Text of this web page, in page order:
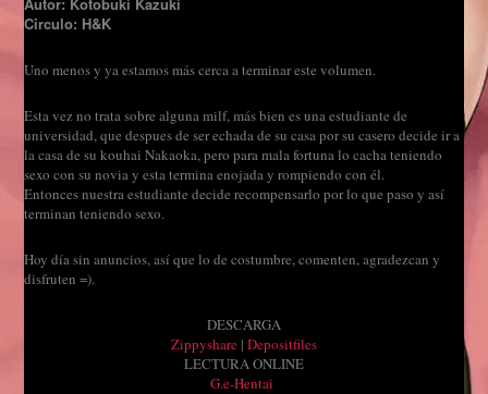
Circulo: H&K
Uno menos y ya estamos más cerca a terminar este volumen.
Esta vez no trata sobre alguna milf, más bien es una estudiante de
universidad, que despues de ser echada de su casa por su casero decide ir a
la casa de su kouhai Nakaoka, pero para mala fortuna lo cacha teniendo
sexo con su novia y esta termina enojada y rompiendo con él.
Entonces nuestra estudiante decide recompensarlo por lo que paso y así
terminan teniendo sexo.
Hoy día sin anuncios, así que lo de costumbre, comenten, agradezcan y
disfruten =).
DESCARGA
Zippyshare | Depositfiles
LECTURA ONLINE
G.e-Hentai